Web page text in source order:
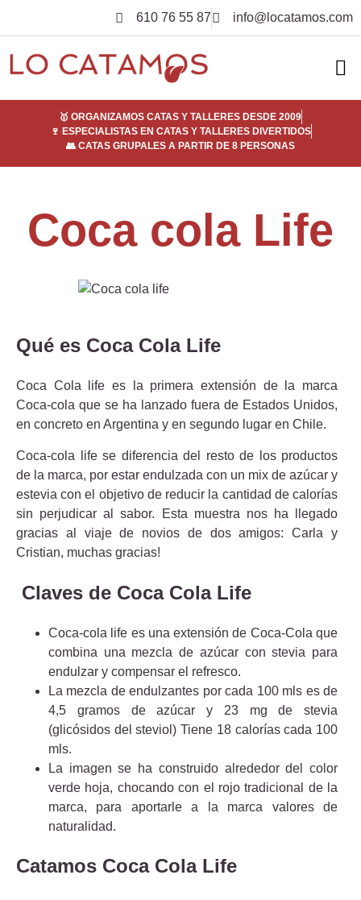
610 76 55 87 info@locatamos.com
🥇 ORGANIZAMOS CATAS Y TALLERES DESDE 2009
🍷 ESPECIALISTAS EN CATAS Y TALLERES DIVERTIDOS
👥 CATAS GRUPALES A PARTIR DE 8 PERSONAS
Coca cola Life
Qué es Coca Cola Life
Coca Cola life es la primera extensión de la marca
Coca-cola que se ha lanzado fuera de Estados Unidos,
en concreto en Argentina y en segundo lugar en Chile.
Coca-cola life se diferencia del resto de los productos
de la marca, por estar endulzada con un mix de azúcar y
estevia con el objetivo de reducir la cantidad de calorías
sin perjudicar al sabor. Esta muestra nos ha llegado
gracias al viaje de novios de dos amigos: Carla y
Cristian, muchas gracias!
Claves de Coca Cola Life
Coca-cola life es una extensión de Coca-Cola que
combina una mezcla de azúcar con stevia para
endulzar y compensar el refresco.
La mezcla de endulzantes por cada 100 mls es de
4,5 gramos de azúcar y 23 mg de stevia
(glicósidos del steviol) Tiene 18 calorías cada 100
mls.
La imagen se ha construido alrededor del color
verde hoja, chocando con el rojo tradicional de la
marca, para aportarle a la marca valores de
naturalidad.
Catamos Coca Cola Life